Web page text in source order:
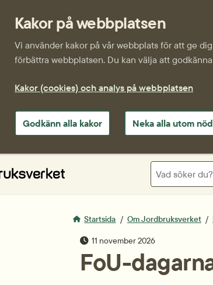
Kakor på webbplatsen
Vi använder kakor på vår webbplats för att ge
förbättra webbplatsen. Du kan välja att
Kakor (cookies) och analys på webbplatsen
Godkänn alla kakor Neka alla utom
Sök
Startsida Om Jordbruksverket
publiceringsdatum
11 november 2026
FoU-